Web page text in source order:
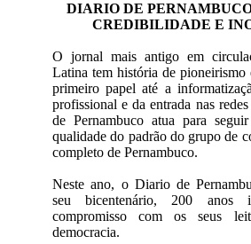
DIARIO DE
CREDIBILIDADE E
O jornal mais antigo em
Latina tem história de pioneirismo
primeiro papel até a
profissional e da entrada nas
de Pernambuco atua para
qualidade do padrão do grupo de
completo de Pernambuco.
Neste ano, o Diario de
seu bicentenário, 200 anos
compromisso com os seus
democracia.